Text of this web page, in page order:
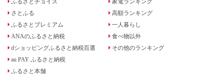
ふるさとチョイス
さとふる
ふるさとプレミアム
ANAのふるさと納税
dショッピングふるさと納税百選
au PAY ふるさと納税
ふるさと本舗
家電ランキング
高額ランキング
一人暮らし
食べ物以外
その他のランキング